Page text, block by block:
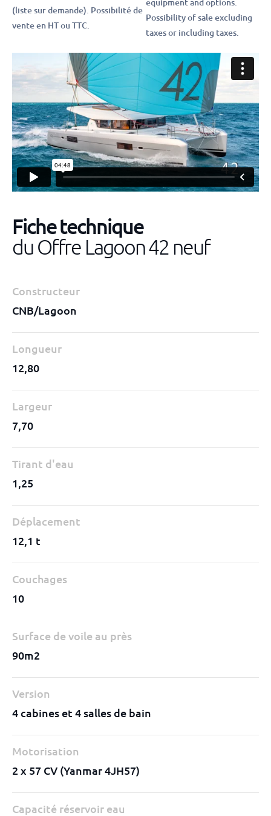
(liste sur demande). Possibilité de
vente en HT ou TTC.
Possibility of sale excluding
taxes or including taxes.
Fiche technique
du Offre Lagoon 42 neuf
Constructeur
CNB/Lagoon
Longueur
12,80
Largeur
7,70
Tirant d'eau
1,25
Déplacement
12,1 t
Couchages
10
Surface de voile au près
90m2
Version
4 cabines et 4 salles de bain
Motorisation
2 x 57 CV (Yanmar 4JH57)
Capacité réservoir eau